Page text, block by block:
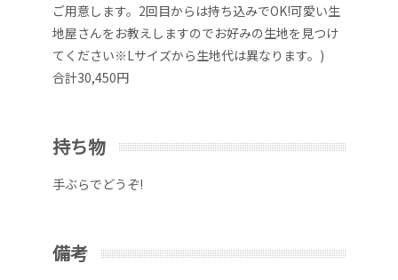
ご用意します。2回目からは持ち込みでOK!可愛い生
地屋さんをお教えしますのでお好みの生地を見つけ
てください※Lサイズから生地代は異なります。)
合計30,450円
持ち物
手ぶらでどうぞ!
備考